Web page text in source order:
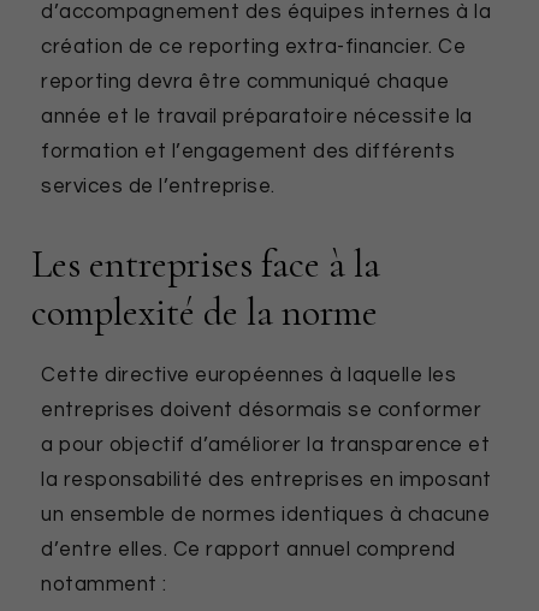
d’accompagnement des équipes internes à la
création de ce reporting extra-financier. Ce
reporting devra être communiqué chaque
année et le travail préparatoire nécessite la
formation et l’engagement des différents
services de l’entreprise.
Les entreprises face à la
complexité de la norme
Cette directive européennes à laquelle les
entreprises doivent désormais se conformer
a pour objectif d’améliorer la transparence et
la responsabilité des entreprises en imposant
un ensemble de normes identiques à chacune
d’entre elles. Ce rapport annuel comprend
notamment :